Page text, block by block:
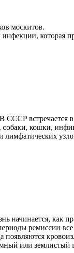
москитов.
которая
встречается
собаки, кошки,
лимфатических
начинается, как
ремиссии все
появляются
или землистый